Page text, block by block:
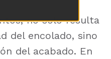
no solo resulta
del encolado, sino
del acabado. En